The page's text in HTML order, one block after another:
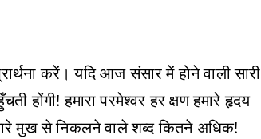
करें। यदि आज संसार में होने वाली सारी
होंगी! हमारा परमेश्वर हर क्षण हमारे हृदय
मुख से निकलने वाले शब्द कितने अधिक!